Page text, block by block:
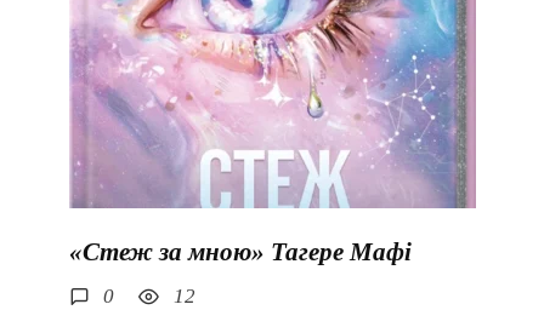
«Стеж за мною» Тагере Мафі
0 12